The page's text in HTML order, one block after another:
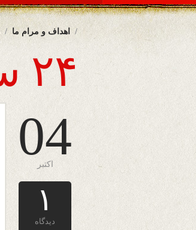
اهداف و مرام ما
۲۴ ساعت
04
اکتبر
۱
دیدگاه